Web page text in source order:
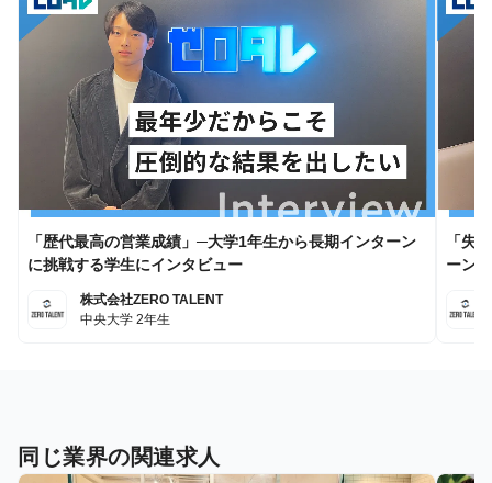
「歴代最高の営業成績」─大学1年生から長期インターン
に挑戦する学生にインタビュー
株式会社ZERO TALENT
中央大学 2年生
「失
ーン
同じ業界の関連求人